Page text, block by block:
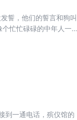
誓，他们的誓言和狗叫
忙忙碌碌的中年人一
让人不安。生活是那
到一通电话，殡仪馆的